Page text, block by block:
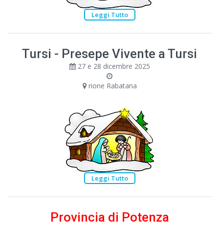
Leggi Tutto
Tursi - Presepe Vivente a Tursi
27 e 28 dicembre 2025
rione Rabatana
Leggi Tutto
Provincia di Potenza